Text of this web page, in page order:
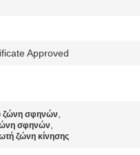
Approved
ζώνη σφηνών,
σφηνών,
ζώνη κίνησης